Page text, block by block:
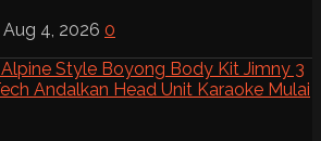
Aug 4, 2026 0